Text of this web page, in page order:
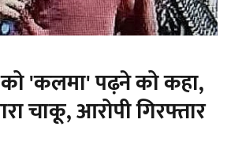
को 'कलमा' पढ़ने को कहा,
चाकू, आरोपी गिरफ्तार